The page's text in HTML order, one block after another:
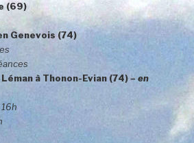
(69)
Genevois (74)
à Thonon-Evian (74)– en